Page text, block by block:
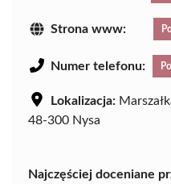
Strona www:
Numer telefonu:
Lokalizacja:
48-300 Nysa
Najczęściej doceniane